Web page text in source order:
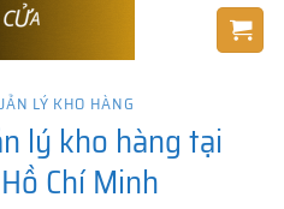
LÝ KHO HÀNG
lý kho hàng tại
Chí Minh